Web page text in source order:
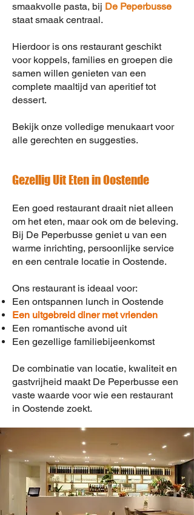
smaakvolle pasta, bij De Peperbusse
staat smaak centraal.
Hierdoor is ons restaurant geschikt
voor koppels, families en groepen die
samen willen genieten van een
complete maaltijd van aperitief tot
dessert.
Bekijk onze volledige menukaart voor
alle gerechten en suggesties.
Gezellig Uit Eten in Oostende
Een goed restaurant draait niet alleen
om het eten, maar ook om de beleving.
Bij De Peperbusse geniet u van een
warme inrichting, persoonlijke service
en een centrale locatie in Oostende.
Ons restaurant is ideaal voor:
Een ontspannen lunch in Oostende
Een uitgebreid diner met vrienden
Een romantische avond uit
Een gezellige familiebijeenkomst
De combinatie van locatie, kwaliteit en
gastvrijheid maakt De Peperbusse een
vaste waarde voor wie een restaurant
in Oostende zoekt.